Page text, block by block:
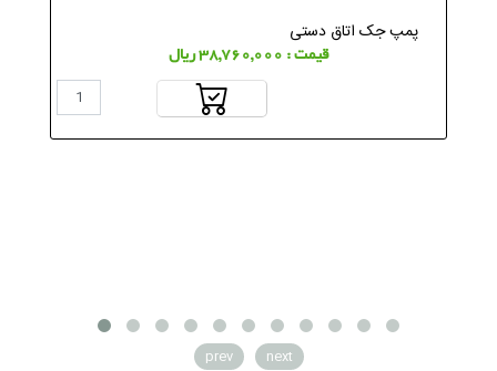
پمپ جک اتاق دستی
قیمت : 38,760,000 ریال
prev next